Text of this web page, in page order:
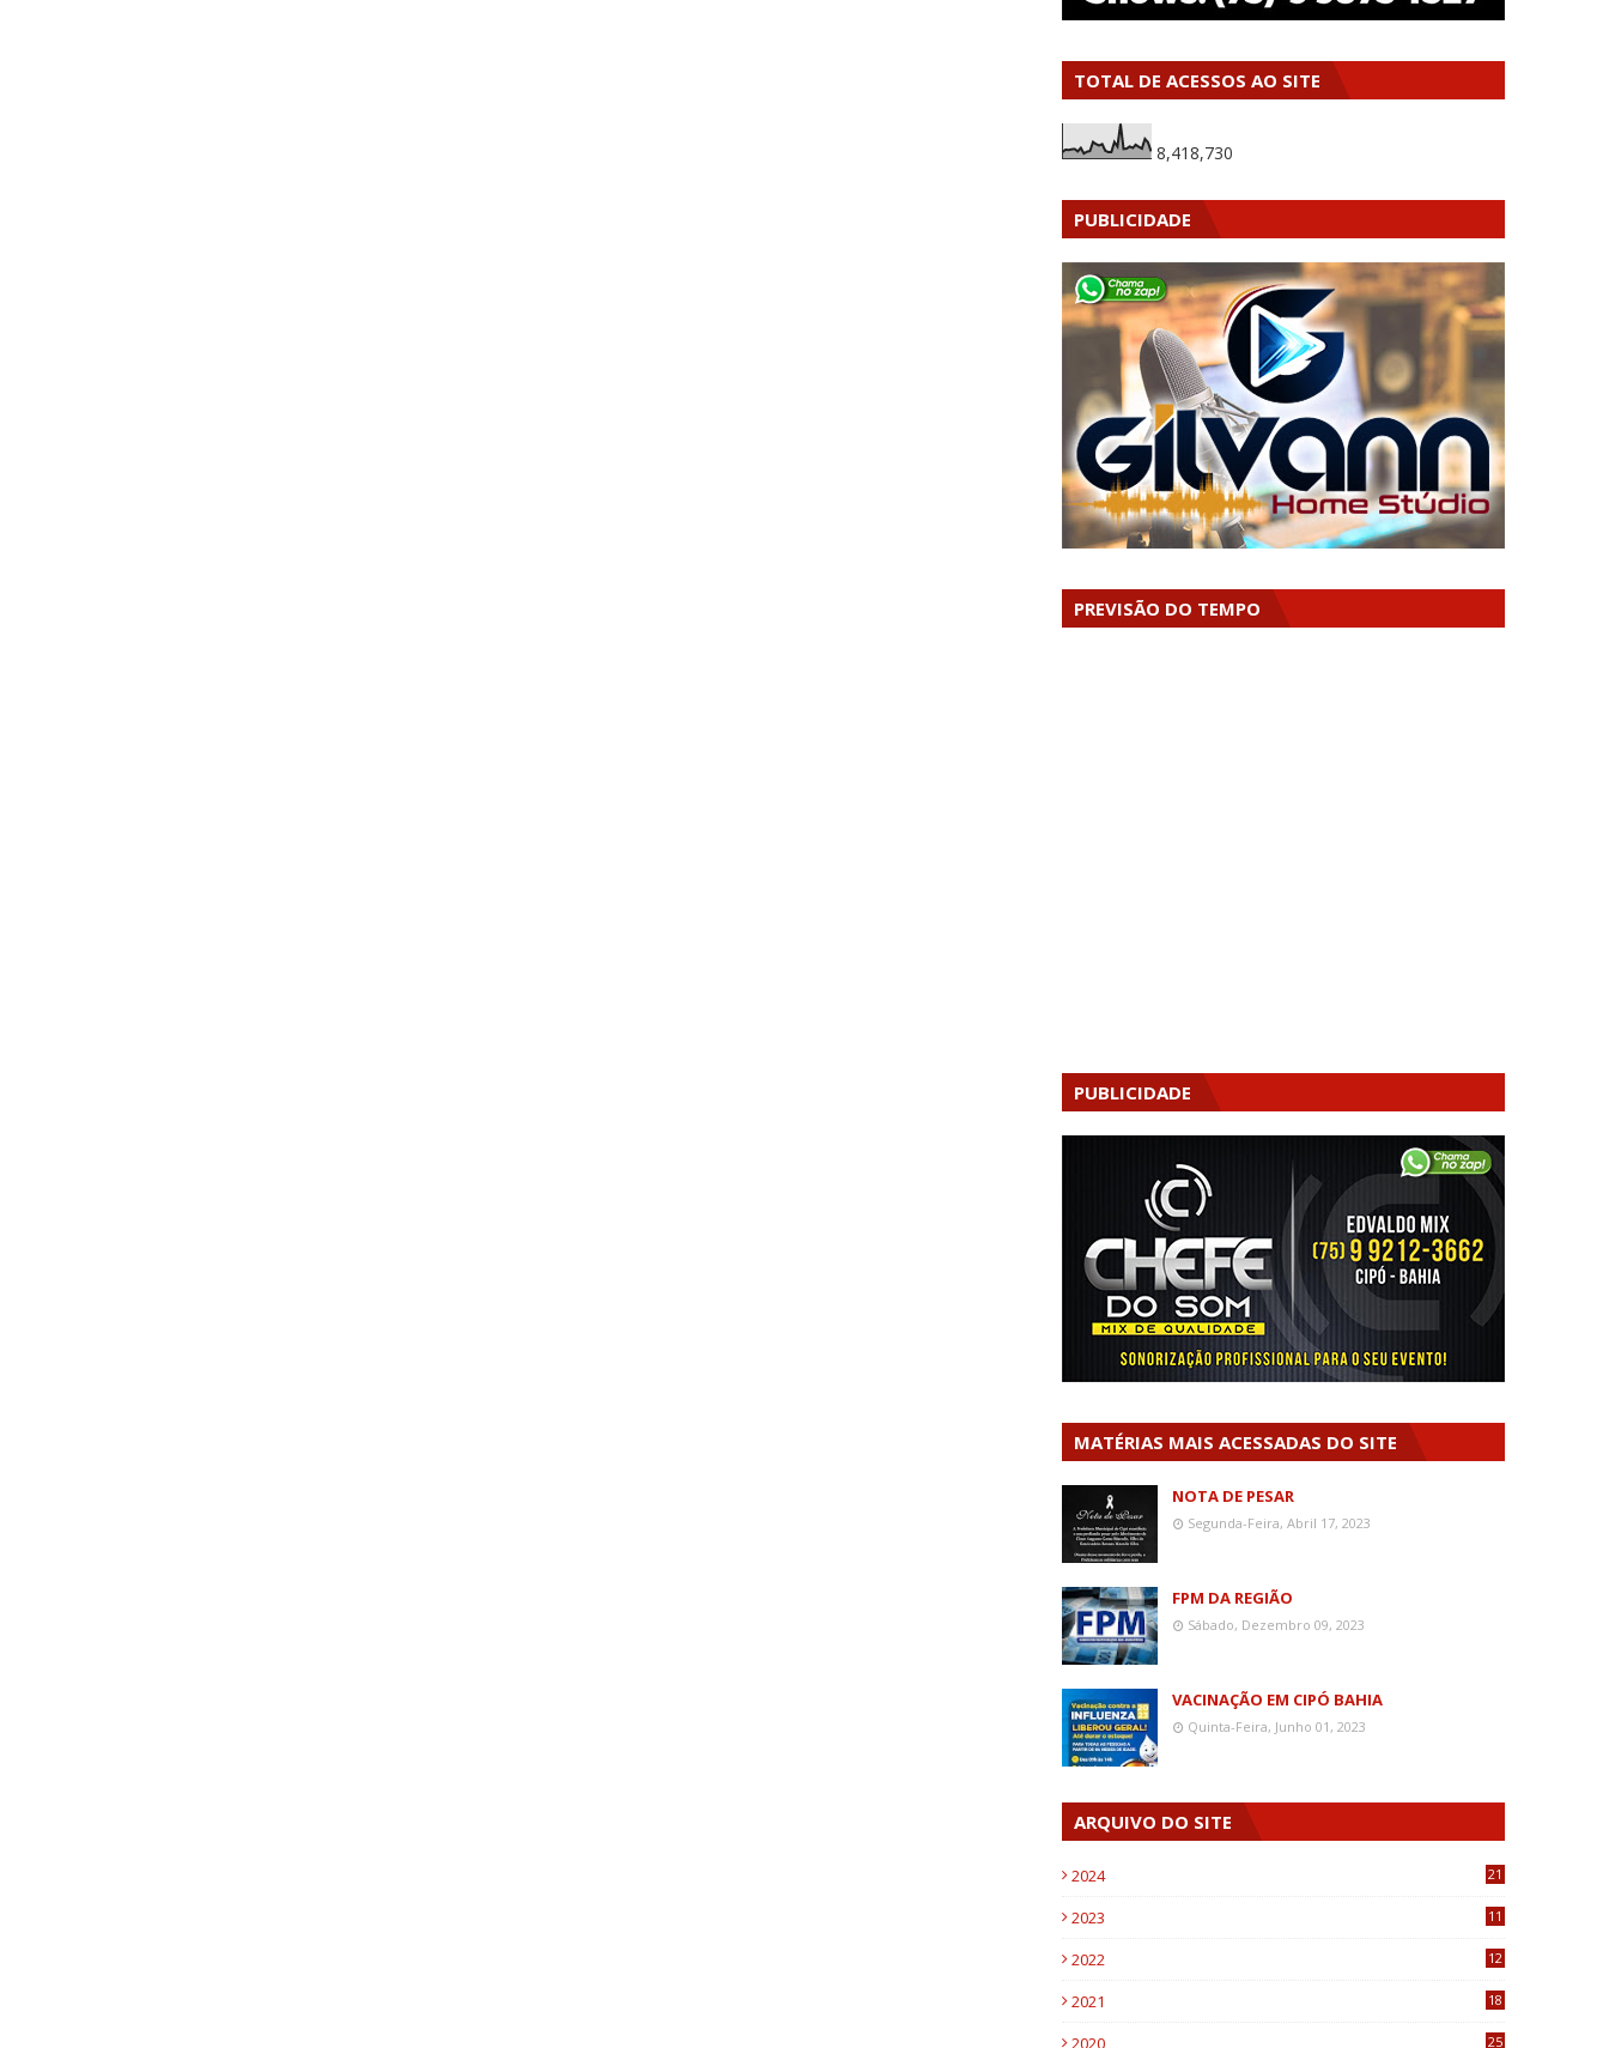
TOTAL DE ACESSOS AO SITE
8,418,730
PUBLICIDADE
PREVISÃO DO TEMPO
PUBLICIDADE
MATÉRIAS MAIS ACESSADAS DO SITE
NOTA DE PESAR
Segunda-Feira, Abril 17, 2023
FPM DA REGIÃO
Sábado, Dezembro 09, 2023
VACINAÇÃO EM CIPÓ BAHIA
Quinta-Feira, Junho 01, 2023
ARQUIVO DO SITE
2024 21
2023
11
2022
12
2021
18
2020 25